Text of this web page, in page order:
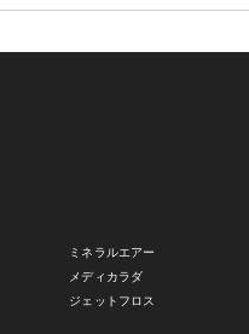
ミネラルエアー
メディカラダ
ジェットフロス